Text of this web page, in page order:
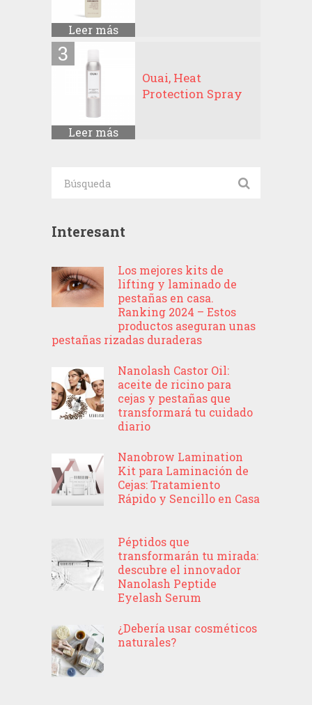
Leer más
Ouai, Heat
Protection Spray
Leer más
Interesant
Los mejores kits de
lifting y laminado de
pestañas en casa.
Ranking 2024 – Estos
productos aseguran unas
pestañas rizadas duraderas
Nanolash Castor Oil:
aceite de ricino para
cejas y pestañas que
transformará tu cuidado
diario
Nanobrow Lamination
Kit para Laminación de
Cejas: Tratamiento
Rápido y Sencillo en Casa
Péptidos que
transformarán tu mirada:
descubre el innovador
Nanolash Peptide
Eyelash Serum
¿Debería usar cosméticos
naturales?